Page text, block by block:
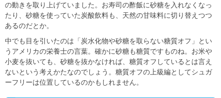
の動きを取り上げていました。お寿司の酢飯に砂糖を入れなくなっ
たり、砂糖を使っていた炭酸飲料も、天然の甘味料に切り替えつつ
あるのだとか。
中でも目を引いたのは「炭水化物や砂糖を取らない糖質オフ」とい
うアメリカの栄養士の言葉。確かに砂糖も糖質ですものね。お米や
小麦を抜いても、砂糖を抜かなければ、糖質オフしているとは言え
ないという考えかたなのでしょう。糖質オフの上級編としてシュガ
ーフリーは位置しているのかもしれません。